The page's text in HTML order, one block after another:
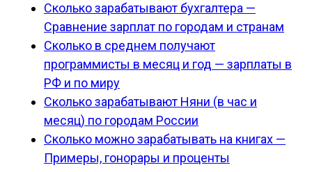
Сколько зарабатывают бухгалтера —
Сравнение зарплат по городам и странам
Сколько в среднем получают
программисты в месяц и год — зарплаты в
РФ и по миру
Сколько зарабатывают Няни (в час и
месяц) по городам России
Сколько можно зарабатывать на книгах —
Примеры, гонорары и проценты